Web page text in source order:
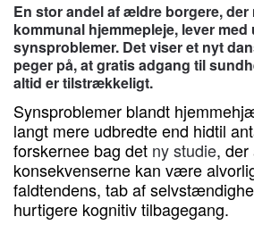
En stor andel af ældre borgere, der
kommunal hjemmepleje, lever
synsproblemer. Det viser et nyt
peger på, at gratis adgang til
altid er tilstrækkeligt.
Synsproblemer blandt
langt mere udbredte end hidtil
forskernee bag det ny studie, der
konsekvenserne kan være
faldtendens, tab af
hurtigere kognitiv tilbagegang.